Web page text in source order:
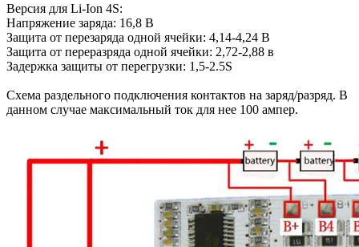
Версия для Li-Ion 4S:
Напряжение заряда: 16,8 В
Защита от перезаряда одной ячейки: 4,14-4,24 В
Защита от переразряда одной ячейки: 2,72-2,88 в
Задержка защиты от перегрузки: 1,5-2.5S
Схема раздельного подключения контактов на заряд/разряд. В
данном случае максимальный ток для нее 100 ампер.